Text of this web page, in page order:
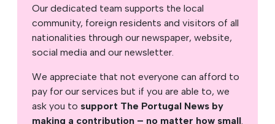
Our dedicated team supports the local
community, foreign residents and visitors of all
nationalities through our newspaper, website,
social media and our newsletter.
We appreciate that not everyone can afford to
pay for our services but if you are able to, we
ask you to support The Portugal News by
making a contribution – no matter how small.